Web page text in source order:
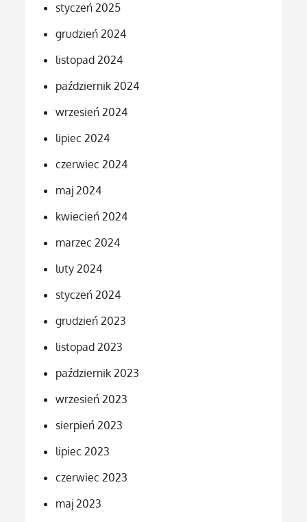
styczeń 2025
grudzień 2024
listopad 2024
październik 2024
wrzesień 2024
lipiec 2024
czerwiec 2024
maj 2024
kwiecień 2024
marzec 2024
luty 2024
styczeń 2024
grudzień 2023
listopad 2023
październik 2023
wrzesień 2023
sierpień 2023
lipiec 2023
czerwiec 2023
maj 2023